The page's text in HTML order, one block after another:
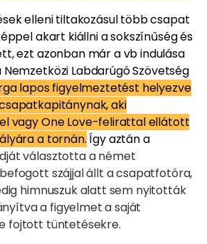
elleni tiltakozásul több csapat
akart kiállni a sokszínűség és
ezt azonban már a vb indulása
Labdarúgó Szövetség
lapos figyelmeztetést helyezve
aki
vagy One Love-felirattal ellátott
a tornán.Így aztán a
választotta a német
szájjal állt a csapatfotóra,
himnuszuk alatt sem nyitották
a figyelmet a saját
fojtott tüntetésekre.